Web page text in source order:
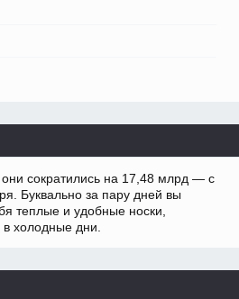
сократились на 17,48 млрд — с
Буквально за пару дней вы
теплые и удобные носки,
в холодные дни.